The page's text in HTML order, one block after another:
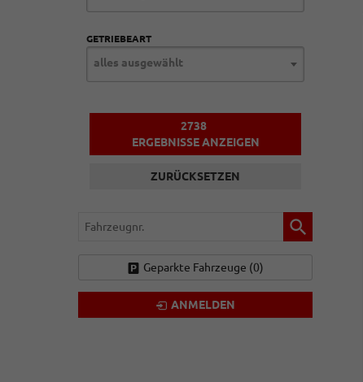
GETRIEBEART
alles ausgewählt
2738
ERGEBNISSE ANZEIGEN
ZURÜCKSETZEN
Fahrzeugnr.
Geparkte Fahrzeuge (0)
ANMELDEN